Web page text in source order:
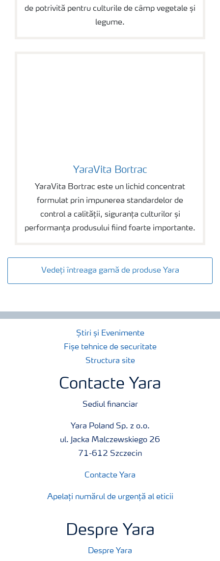
de potrivită pentru culturile de câmp vegetale și
legume.
YaraVita Bortrac
YaraVita Bortrac
YaraVita Bortrac este un lichid concentrat
formulat prin impunerea standardelor de
control a calității, siguranța culturilor și
performanța produsului fiind foarte importante.
Vedeți întreaga gamă de produse Yara
Știri și Evenimente
Fișe tehnice de securitate
Structura site
Contacte Yara
Sediul financiar
Yara Poland Sp. z o.o.
ul. Jacka Malczewskiego 26
71-612 Szczecin
Contacte Yara
Apelați numărul de urgență al eticii
Despre Yara
Despre Yara